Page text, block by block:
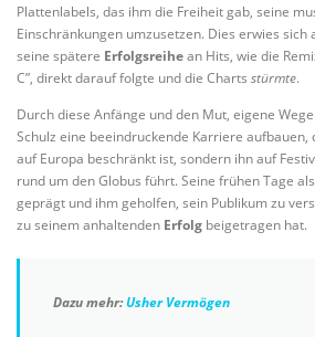
Plattenlabels, das ihm die Freiheit gab, seine
Einschränkungen umzusetzen. Dies erwies sich
seine spätere Erfolgsreihean Hits, wie die
C”, direkt darauf folgte und die Charts stürmte.
Durch diese Anfänge und den Mut, eigene
Schulz eine beeindruckende Karriere
auf Europa beschränkt ist, sondern ihn auf
rund um den Globus führt. Seine frühen Tage
geprägt und ihm geholfen, sein Publikum zu
zu seinem anhaltenden Erfolg beigetragen hat.
Dazu mehr:Usher Vermögen